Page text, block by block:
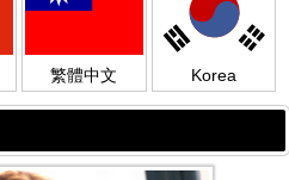
繁體中文 Korea